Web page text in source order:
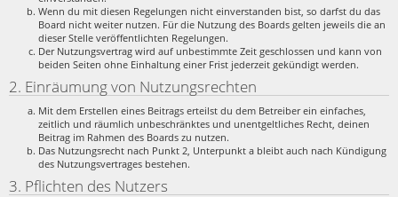
Wenn du mit diesen Regelungen nicht einverstanden bist, so darfst du das
Board nicht weiter nutzen. Für die Nutzung des Boards gelten jeweils die an
dieser Stelle veröffentlichten Regelungen.
Der Nutzungsvertrag wird auf unbestimmte Zeit geschlossen und kann von
beiden Seiten ohne Einhaltung einer Frist jederzeit gekündigt werden.
2. Einräumung von Nutzungsrechten
Mit dem Erstellen eines Beitrags erteilst du dem Betreiber ein einfaches,
zeitlich und räumlich unbeschränktes und unentgeltliches Recht, deinen
Beitrag im Rahmen des Boards zu nutzen.
Das Nutzungsrecht nach Punkt 2, Unterpunkt a bleibt auch nach Kündigung
des Nutzungsvertrages bestehen.
3. Pflichten des Nutzers